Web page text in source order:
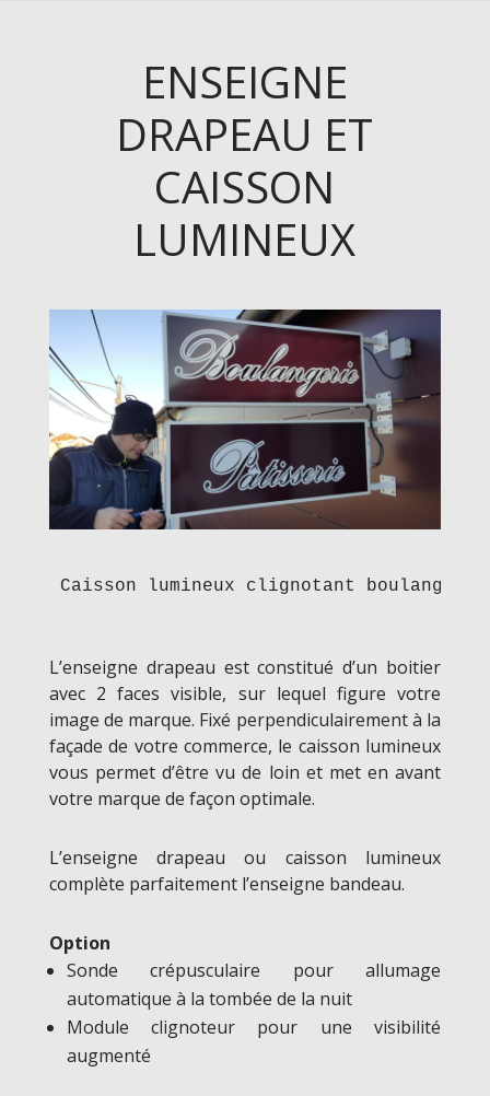
ENSEIGNE
DRAPEAU ET
CAISSON
LUMINEUX
Caisson lumineux clignotant boulangerie
L’enseigne drapeau est constitué d’un boitier
avec 2 faces visible, sur lequel figure votre
image de marque. Fixé perpendiculairement à la
façade de votre commerce, le caisson lumineux
vous permet d’être vu de loin et met en avant
votre marque de façon optimale.
L’enseigne drapeau ou caisson lumineux
complète parfaitement l’enseigne bandeau.
Option
Sonde crépusculaire pour allumage
automatique à la tombée de la nuit
Module clignoteur pour une visibilité
augmenté